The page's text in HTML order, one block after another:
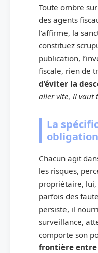
Toute ombre
des agents
l’affirme, la
constituez
publication,
fiscale, rien de
d’éviter la
aller vite, il vaut
La
Chacun agit
les risques,
propriétaire,
parfois des
persiste, il
surveillance,
comporte son
frontière entre